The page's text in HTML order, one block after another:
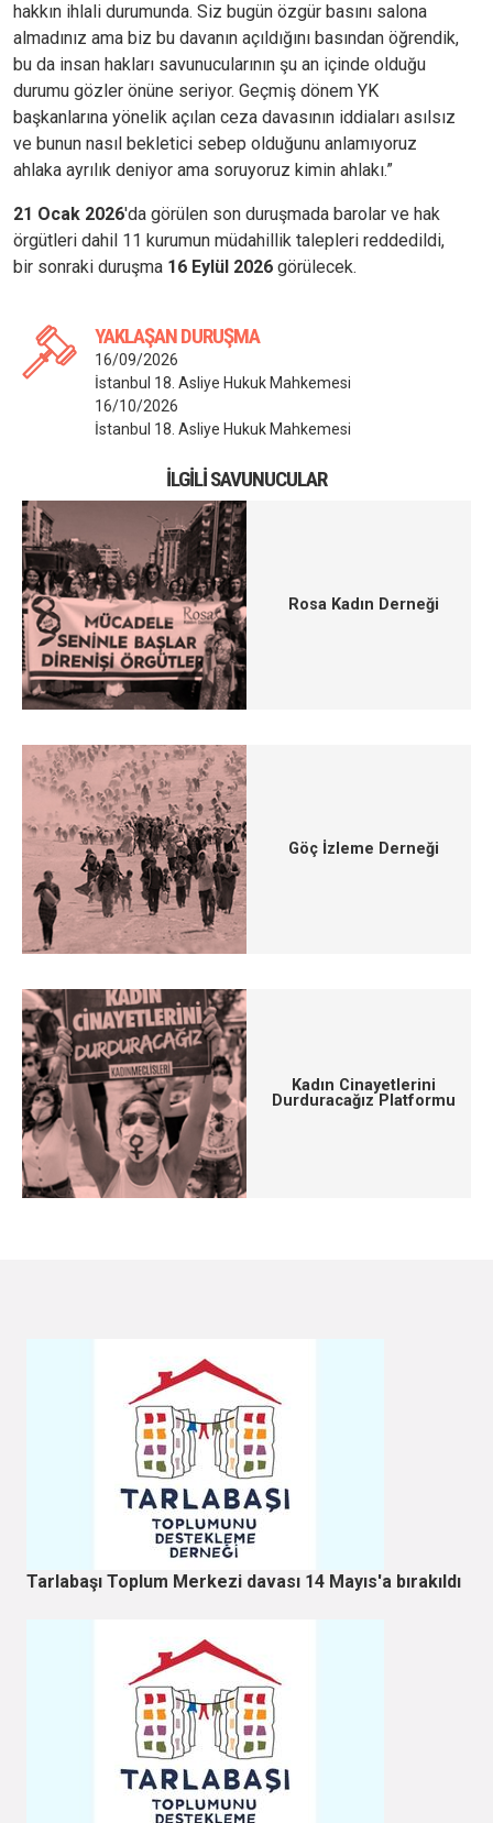
hakkın ihlali durumunda. Siz bugün özgür basını salona
almadınız ama biz bu davanın açıldığını basından öğrendik,
bu da insan hakları savunucularının şu an içinde olduğu
durumu gözler önüne seriyor. Geçmiş dönem YK
başkanlarına yönelik açılan ceza davasının iddiaları asılsız
ve bunun nasıl bekletici sebep olduğunu anlamıyoruz
ahlaka ayrılık deniyor ama soruyoruz kimin ahlakı.”
21 Ocak 2026'da görülen son duruşmada barolar ve hak
örgütleri dahil 11 kurumun müdahillik talepleri reddedildi,
bir sonraki duruşma 16 Eylül 2026 görülecek.
YAKLAŞAN DURUŞMA
16/09/2026
İstanbul 18. Asliye Hukuk Mahkemesi
16/10/2026
İstanbul 18. Asliye Hukuk Mahkemesi
İLGILI SAVUNUCULAR
Rosa Kadın Derneği
Göç İzleme Derneği
Kadın Cinayetlerini
Durduracağız Platformu
Tarlabaşı Toplum Merkezi davası 14 Mayıs'a bırakıldı